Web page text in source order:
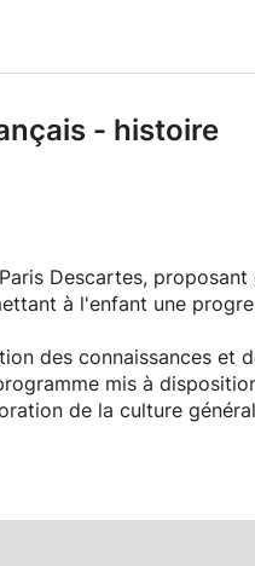
- histoire
Descartes,
à l'enfant une
des connaissances et
mis à
de la culture